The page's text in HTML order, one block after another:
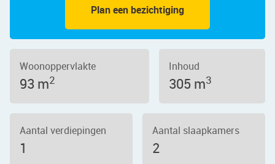
Plan een bezichtiging
Woonoppervlakte
93 m2
Inhoud
305 m3
Aantal verdiepingen
1
Aantal slaapkamers
2